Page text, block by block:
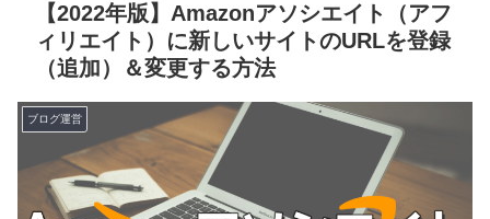
【2022年版】Amazonアソシエイト（アフ
ィリエイト）に新しいサイトのURLを登録
（追加）＆変更する方法
ブログ運営